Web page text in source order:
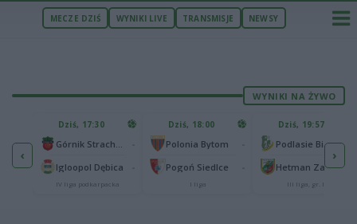
MECZE DZIŚ WYNIKI LIVE TRANSMISJE NEWSY
WYNIKI NA ŻYWO
‹
65
25
Dziś, 17:30
Igloopol Dębica
IV liga podkarpacka
Dziś, 18:00
Polonia Bytom
Pogoń Siedlce
I liga
Dziś, 19:57
Podlasie Biała Podlaska
Hetman Zamość
III liga, gr. IV
›